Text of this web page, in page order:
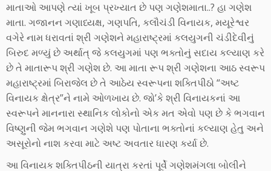
માતાઓ આપણે ત્યાં ખૂબ પ્રખ્યાત છે પણ ગણેશમાતા..? હા ગણેશ
માતા. ગજાનન ગણાધ્યક્ષ, ગણપતિ, કલૌચંડી વિનાયક, મયૂરેશ્વર
વગેરે નામ ધરાવતાં શ્રી ગણેશને મહારાષ્ટ્રમાં કલયુગની ચંડીદેવીનું
બિરુદ મળ્યું છે અર્થાત્ જે કલયુગમાં પણ ભક્તોનું સદાય કલ્યાણ કરે
છે તે માતારૂપ શ્રી ગણેશ છે. આ માતા રૂપ શ્રી ગણેશના આઠ સ્વરૂપ
મહારાષ્ટ્રમાં બિરાજેલ છે તે આઠેય સ્વરૂપના શક્તિપીઠો “અષ્ટ
વિનાયક ક્ષેત્ર”ને નામે ઓળખાય છે. જો’કે શ્રી વિનાયકનાં આ
સ્વરૂપને માનનારા સ્થાનિક લોકોનો એક મત એવો પણ છે કે ભગવાન
વિષ્ણુની જેમ ભગવાન ગણેશે પણ પોતાના ભક્તોનાં કલ્યાણ હેતુ અને
અસૂરોનો નાશ કરવા માટે અષ્ટ અવતાર ધારણ કર્યા છે.
આ વિનાયક શક્તિપીઠની યાત્રા કરતાં પૂર્વે ગણેશમંગલા બોલીને